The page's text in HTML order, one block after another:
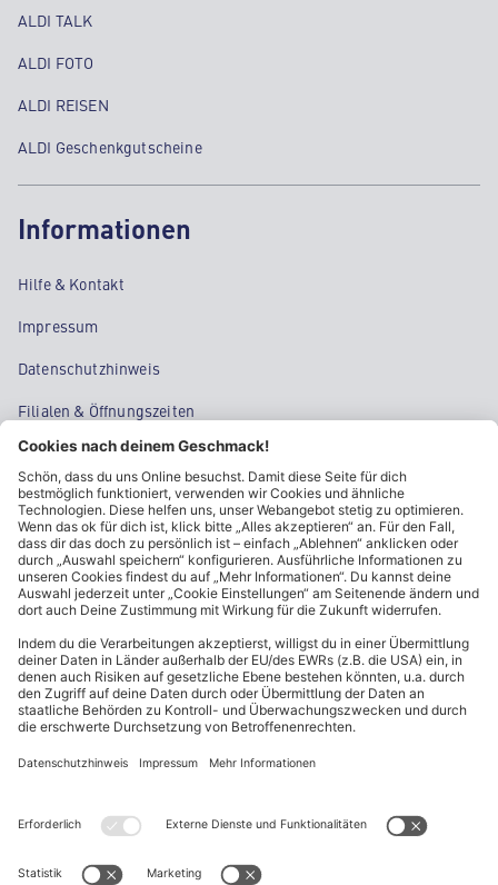
ALDI TALK
ALDI FOTO
ALDI REISEN
ALDI Geschenkgutscheine
Informationen
Hilfe & Kontakt
Impressum
Datenschutzhinweis
Filialen & Öffnungszeiten
Kontakt
Cookie-Einstellungen
Kundeninformationen
ALDI Nord folgen
* Wir bitten um Beachtung, dass diese Aktionsartikel im
begrenzter Anzahl zur Verfügung stehen. Sie können daher schon